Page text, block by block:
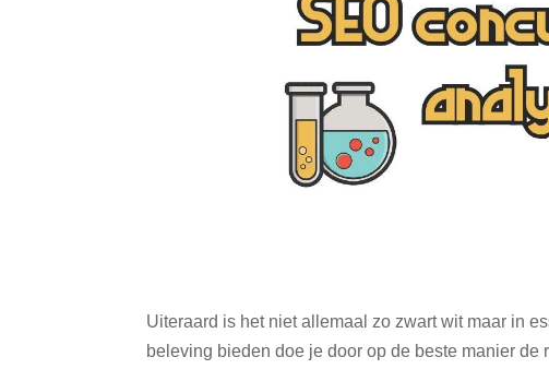
Uiteraard is het niet allemaal zo zwart wit maar in
beleving bieden doe je door op de beste manier